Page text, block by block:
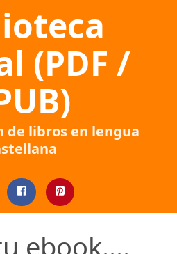
(PDF /
de libros en lengua
ebook....